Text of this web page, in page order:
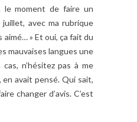
le moment de faire un
avec ma rubrique
aimé… » Et oui, ça fait du
mauvaises langues une
n’hésitez pas à me
avait pensé. Qui sait,
changer d’avis. C’est